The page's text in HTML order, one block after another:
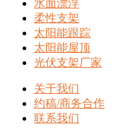
水面漂浮
柔性支架
太阳能跟踪
太阳能屋顶
光伏支架厂家
关于我们
约稿/商务合作
联系我们